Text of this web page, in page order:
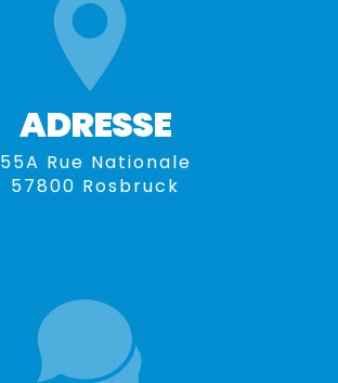
ADRESSE
55A Rue Nationale
57800 Rosbruck